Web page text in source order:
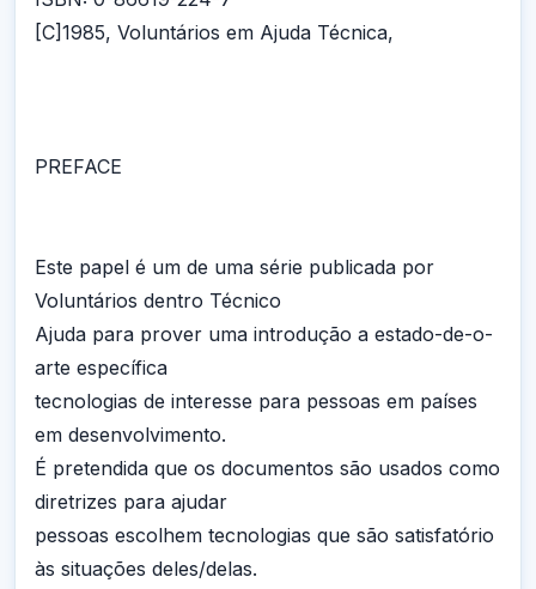
[C]1985, Voluntários em Ajuda Técnica,
PREFACE
Este papel é um de uma série publicada por
Voluntários dentro Técnico
Ajuda para prover uma introdução a estado-de-o-
arte específica
tecnologias de interesse para pessoas em países
em desenvolvimento.
É pretendida que os documentos são usados como
diretrizes para ajudar
pessoas escolhem tecnologias que são satisfatório
às situações deles/delas.